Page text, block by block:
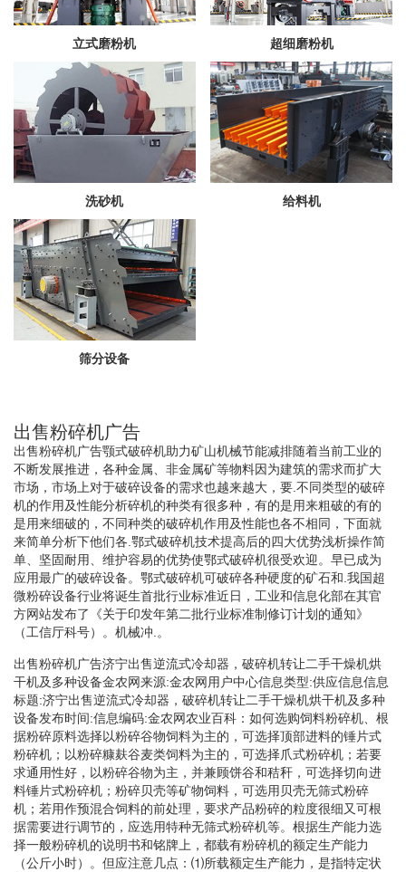
立式磨粉机 超细磨粉机
洗砂机 给料机
筛分设备
出售粉碎机广告
出售粉碎机广告颚式破碎机助力矿山机械节能减排随着当前工业的
不断发展推进，各种金属、非金属矿等物料因为建筑的需求而扩大
市场，市场上对于破碎设备的需求也越来越大，要.不同类型的破碎
机的作用及性能分析碎机的种类有很多种，有的是用来粗破的有的
是用来细破的，不同种类的破碎机作用及性能也各不相同，下面就
来简单分析下他们各.鄂式破碎机技术提高后的四大优势浅析操作简
单、坚固耐用、维护容易的优势使鄂式破碎机很受欢迎。早已成为
应用最广的破碎设备。鄂式破碎机可破碎各种硬度的矿石和.我国超
微粉碎设备行业将诞生首批行业标准近日，工业和信息化部在其官
方网站发布了《关于印发年第二批行业标准制修订计划的通知》
（工信厅科号）。机械冲.。
出售粉碎机广告济宁出售逆流式冷却器，破碎机转让二手干燥机烘
干机及多种设备金农网来源:金农网用户中心信息类型:供应信息信息
标题:济宁出售逆流式冷却器，破碎机转让二手干燥机烘干机及多种
设备发布时间:信息编码:金农网农业百科：如何选购饲料粉碎机、根
据粉碎原料选择以粉碎谷物饲料为主的，可选择顶部进料的锤片式
粉碎机；以粉碎糠麸谷麦类饲料为主的，可选择爪式粉碎机；若要
求通用性好，以粉碎谷物为主，并兼顾饼谷和秸秆，可选择切向进
料锤片式粉碎机；粉碎贝壳等矿物饲料，可选用贝壳无筛式粉碎
机；若用作预混合饲料的前处理，要求产品粉碎的粒度很细又可根
据需要进行调节的，应选用特种无筛式粉碎机等。根据生产能力选
择一般粉碎机的说明书和铭牌上，都载有粉碎机的额定生产能力
（公斤小时）。但应注意几点：⑴所载额定生产能力，是指特定状